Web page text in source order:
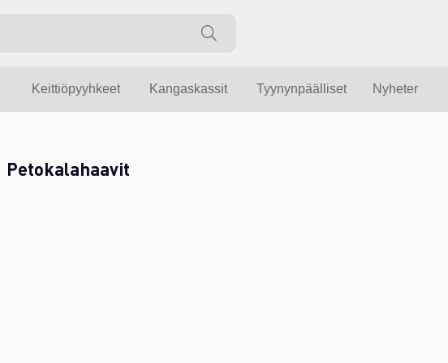
Keittiöpyyhkeet Kangaskassit Tyynynpäälliset Nyheter
Petokalahaavit